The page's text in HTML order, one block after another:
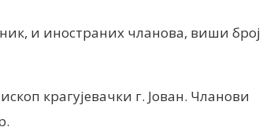
и иностраних чланова, виши број
крагујевачки г. Јован. Чланови